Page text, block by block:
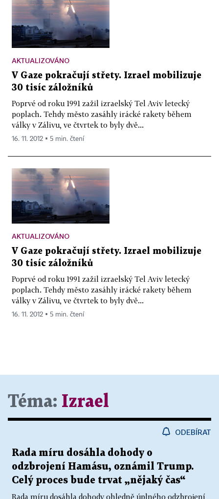
AKTUALIZOVÁNO
V Gaze pokračují střety. Izrael mobilizuje
30 tisíc záložníků
Poprvé od roku 1991 zažil izraelský Tel Aviv letecký
poplach. Tehdy město zasáhly irácké rakety během
války v Zálivu, ve čtvrtek to byly dvě...
16. 11. 2012 ▪ 5 min. čtení
AKTUALIZOVÁNO
V Gaze pokračují střety. Izrael mobilizuje
30 tisíc záložníků
Poprvé od roku 1991 zažil izraelský Tel Aviv letecký
poplach. Tehdy město zasáhly irácké rakety během
války v Zálivu, ve čtvrtek to byly dvě...
16. 11. 2012 ▪ 5 min. čtení
Téma: Izrael
ODEBÍRAT
Rada míru dosáhla dohody o
odzbrojení Hamásu, oznámil Trump.
Celý proces bude trvat „nějaký čas“
Rada míru dosáhla dohody ohledně úplného odzbrojení